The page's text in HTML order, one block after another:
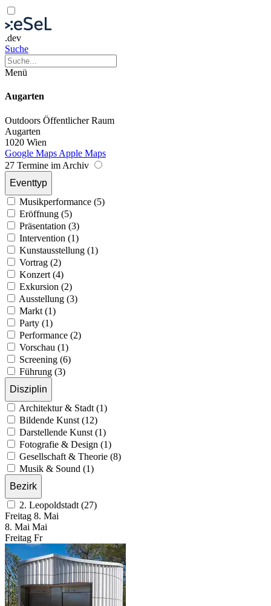
.dev
Suche
Menü
Augarten
Outdoors Öffentlicher Raum
Augarten
1020 Wien
Google Maps Apple Maps
27 Termine im Archiv
Eventtyp
Musikperformance (5)
Eröffnung (5)
Präsentation (3)
Intervention (1)
Kunstausstellung (1)
Vortrag (2)
Konzert (4)
Exkursion (2)
Ausstellung (3)
Markt (1)
Party (1)
Performance (2)
Vorschau (1)
Screening (6)
Führung (3)
Disziplin
Architektur & Stadt (1)
Bildende Kunst (12)
Darstellende Kunst (1)
Fotografie & Design (1)
Gesellschaft & Theorie (8)
Musik & Sound (1)
Bezirk
2. Leopoldstadt (27)
Freitag 8. Mai
8. Mai Mai
Freitag Fr